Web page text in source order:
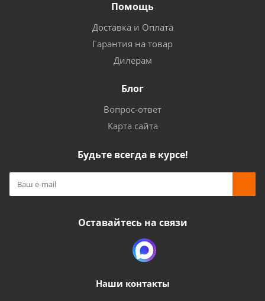
Помощь
Доставка и Оплата
Гарантия на товар
Дилерам
Блог
Вопрос-ответ
Карта сайта
Будьте всегда в курсе!
Оставайтесь на связи
Наши контакты